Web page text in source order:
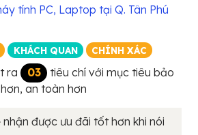
tính PC, Laptop tại Q. Tân Phú
KHÁCH QUAN CHÍNH XÁC
ra 03
tiêu chí với mục tiêu bảo
an toàn hơn
nhận được ưu đãi tốt hơn khi nói